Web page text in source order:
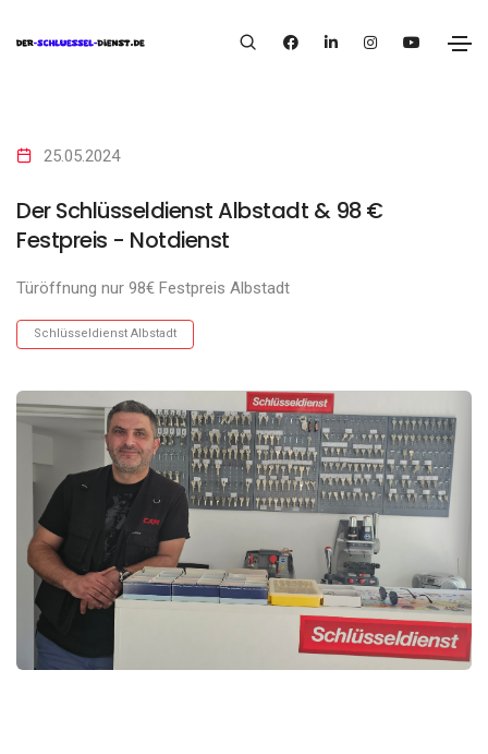
25.05.2024
Der Schlüsseldienst Albstadt & 98 €
Festpreis - Notdienst
Türöffnung nur 98€ Festpreis Albstadt
Schlüsseldienst Albstadt